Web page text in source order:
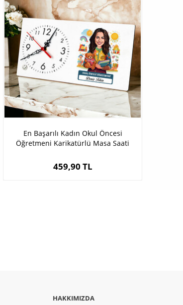
En Başarılı Kadın Okul Öncesi
Öğretmeni Karikatürlü Masa Saati
459,90 TL
HAKKIMIZDA